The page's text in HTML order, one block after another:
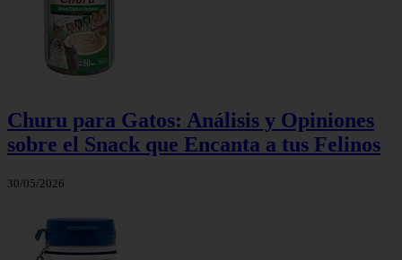
Churu para Gatos: Análisis y Opiniones
sobre el Snack que Encanta a tus Felinos
30/05/2026